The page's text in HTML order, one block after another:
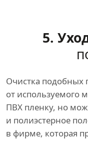
5.
Очистка подобных
от используемого
ПВХ пленку, но
и полиэстерное
в фирме, которая